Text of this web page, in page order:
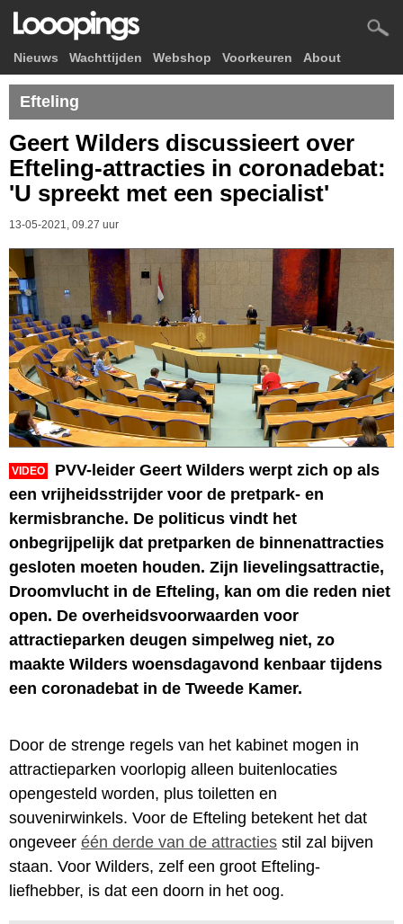
Nieuws Wachttijden Webshop Voorkeuren About
Efteling
Geert Wilders discussieert over
Efteling-attracties in coronadebat:
'U spreekt met een specialist'
13-05-2021, 09.27 uur
VIDEO
PVV-leider Geert Wilders werpt zich op als
een vrijheidsstrijder voor de pretpark- en
kermisbranche. De politicus vindt het
onbegrijpelijk dat pretparken de binnenattracties
gesloten moeten houden. Zijn lievelingsattractie,
Droomvlucht in de Efteling, kan om die reden niet
open. De overheidsvoorwaarden voor
attractieparken deugen simpelweg niet, zo
maakte Wilders woensdagavond kenbaar tijdens
een coronadebat in de Tweede Kamer.
Door de strenge regels van het kabinet mogen in
attractieparken voorlopig alleen buitenlocaties
opengesteld worden, plus toiletten en
souvenirwinkels. Voor de Efteling betekent het dat
ongeveer één derde van de attracties stil zal bijven
staan. Voor Wilders, zelf een groot Efteling-
liefhebber, is dat een doorn in het oog.